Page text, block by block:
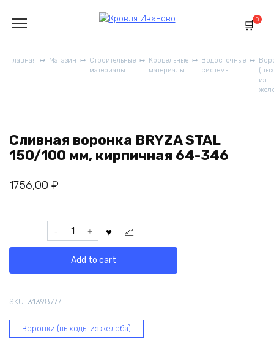
содержанию
0
Главная Магазин
Строительные
материалы
Кровельные
материалы
Водосточные
системы
из
Сливная воронка BRYZA STAL
150/100 мм, кирпичная 64-346
1756,00 ₽
Сливная
воронка
кирпичная
346
Add to cart
SKU: 31398777
Воронки (выходы из желоба)